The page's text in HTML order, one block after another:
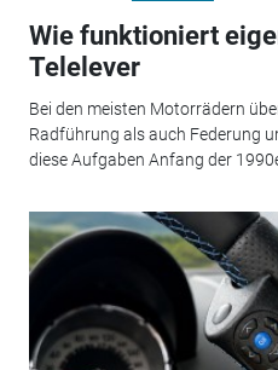
Wie funktioniert
Telelever
Bei den meisten Motorrädern
Radführung als auch Federung
diese Aufgaben Anfang der